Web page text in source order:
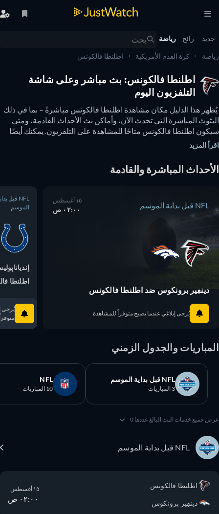
رائج رياضة
كرة القدم الأمريكية اطلنطا فالكونس
اطلنطا فالكونس: بث مباشر وعلى شاشة
التلفزيون اليوم
يُظهر هذا الدليل مكان مشاهدة اطلنطا فالكونس مباشرةً – بما في ذلك
البثوث المباشرة التي تحدث الآن، وأماكن بث الأحداث القادمة، ومتى
سيكون اطلنطا فالكونس متاحًا للمشاهدة على التلفزيون. يمكنك أيضًا
مجانًا.
المزيد
المباشرة والقادمة
NFL قبل بداية الموسم ٠٢:٠٠ ص
دينڢير برونكوس ضد اطلنطا فالكونس
يُرجى إبلاغي عندما يصبح متوفراً للمشاهدة.
NFL قبل بداية
الموسم
اطلنطا
يُرجى
متوفراً
والجدول الزمني
NFL قبل بداية الموسم
3 المباريات
NFL
10 المباريات
جميع خدمات البث البالغ عددها 0
NFL قبل بداية الموسم
اطلنطا فالكونس
دينڢير برونكوس ٠٢:٠٠ ص